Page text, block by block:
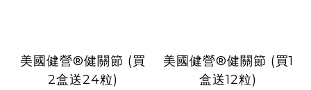
美國健營®健關節 (買
2盒送24粒)
美國健營®健關節 (買1
盒送12粒)